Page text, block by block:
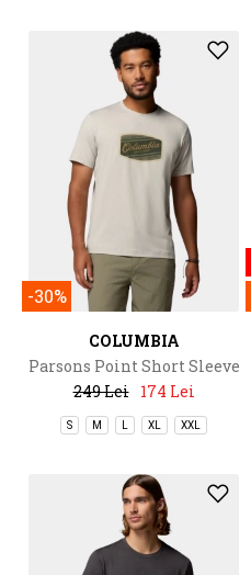
-30%
COLUMBIA
Parsons Point Short Sleeve
Graphic Tee
249 Lei 174 Lei
S M XL XXL